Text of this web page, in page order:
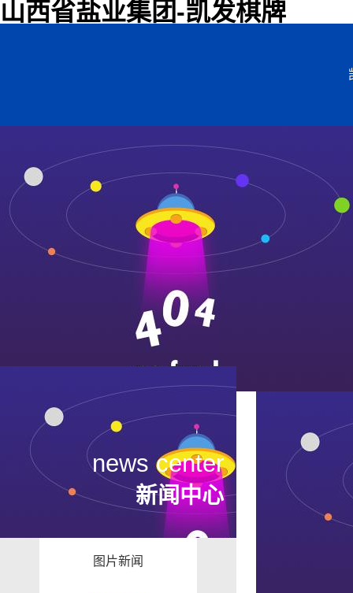
山西省盐业集团-凯发棋牌
news center
新闻中心
图片新闻